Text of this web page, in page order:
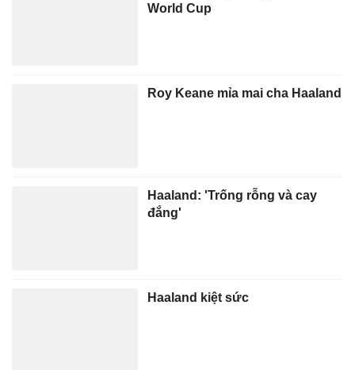
World Cup
Roy Keane mỉa mai cha Haaland
Haaland: 'Trống rỗng và cay
đắng'
Haaland kiệt sức